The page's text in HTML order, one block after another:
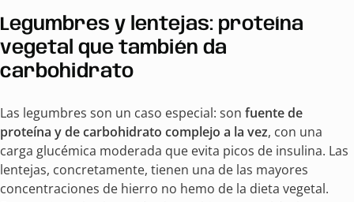
Legumbres y lentejas: proteína
vegetal que también da
carbohidrato
Las legumbres son un caso especial: son fuente de
proteína y de carbohidrato complejo a la vez, con una
carga glucémica moderada que evita picos de insulina. Las
lentejas, concretamente, tienen una de las mayores
concentraciones de hierro no hemo de la dieta vegetal.